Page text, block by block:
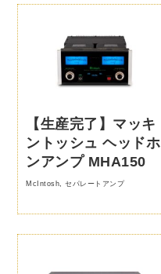
【生産完了】マッキ
ントッシュ ヘッドホ
ンアンプ MHA150
McIntosh,セパレートアンプ